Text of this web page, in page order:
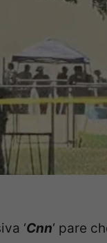
‘Cnn‘ pare